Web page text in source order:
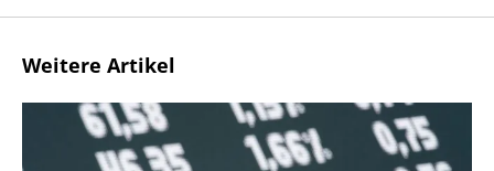
Weitere Artikel